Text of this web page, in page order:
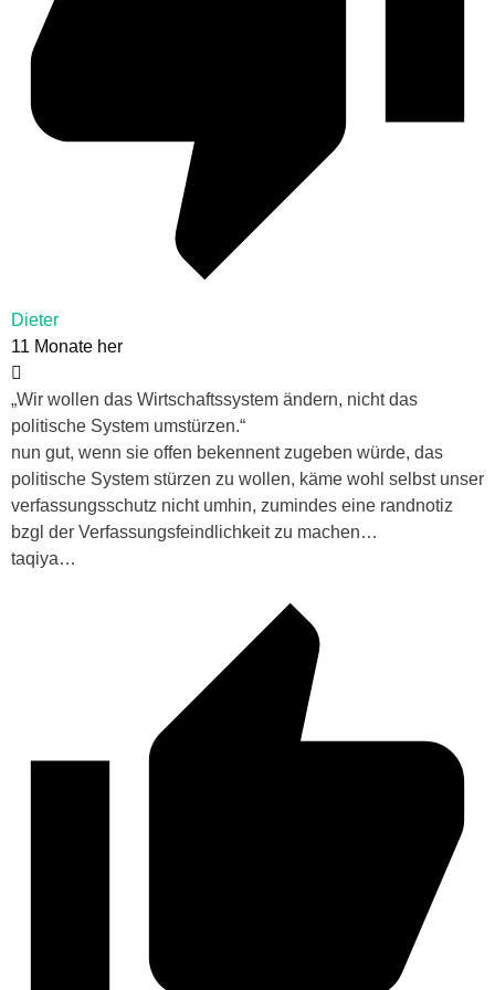
Dieter
11 Monate her
„Wir wollen das Wirtschaftssystem ändern, nicht das
politische System umstürzen.“
nun gut, wenn sie offen bekennent zugeben würde, das
politische System stürzen zu wollen, käme wohl selbst unser
verfassungsschutz nicht umhin, zumindes eine randnotiz
bzgl der Verfassungsfeindlichkeit zu machen…
taqiya…